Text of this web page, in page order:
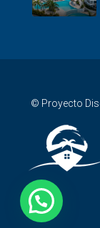
© Proyecto